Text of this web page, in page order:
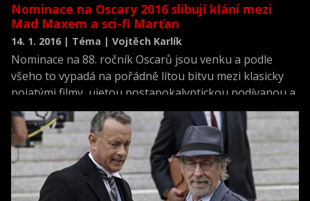
Nominace na Oscary 2016 slibují klání mezi
Mad Maxem a sci-fi Marťan
14. 1. 2016 | Téma | Vojtěch Karlík
Nominace na 88. ročník Oscarů jsou venku a podle
všeho to vypadá na pořádně lítou bitvu mezi klasicky
pojatými filmy, ujetou postapokalyptickou podívanou a
několika zajímavými snímky. Každopádně v roce 2015
bylo na co koukat a podle toho vypadají i nominace.
Vyhraje Marťan, nebo snad Mad Max? Nabízíme vám
přehled nejdůležitějších kategorií. S výběrem jsme
vlastně spokojeni, jen nás mrzí, že Star Wars se
objevují až v kategoriích jako je střih a střih zvuku.